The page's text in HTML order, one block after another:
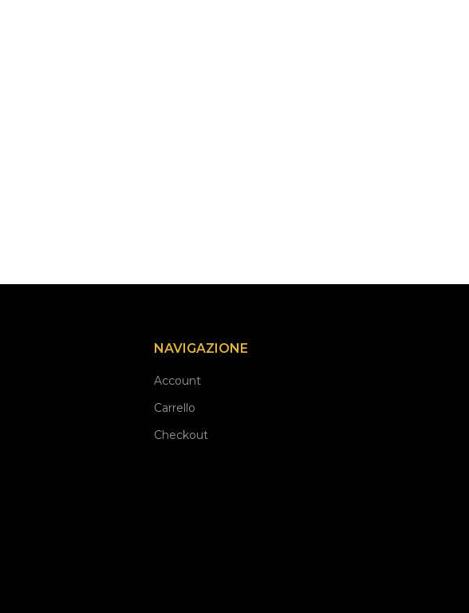
NAVIGAZIONE
Account
Carrello
Checkout